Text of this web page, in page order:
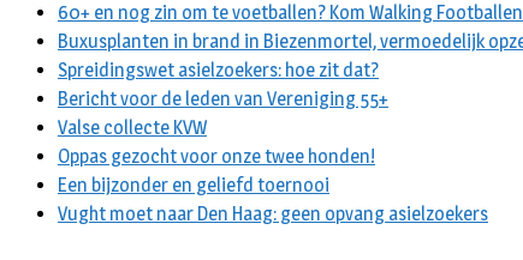
60+ en nog zin om te voetballen? Kom Walking
Buxusplanten in brand in Biezenmortel, vermoedelijk
Spreidingswet asielzoekers: hoe zit dat?
Bericht voor de leden van Vereniging 55+
Valse collecte KVW
Oppas gezocht voor onze twee honden!
Een bijzonder en geliefd toernooi
Vught moet naar Den Haag: geen opvang asielzoekers